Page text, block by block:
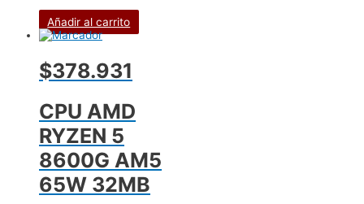
Añadir al carrito
$378.931
CPU AMD
RYZEN 5
8600G AM5
65W 32MB